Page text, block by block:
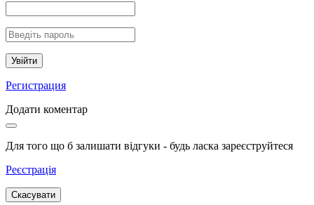
Увійти
Регистрация
Додати коментар
Для того що б залишати відгуки - будь ласка зареєструйтеся
Реєстрація
Скасувати